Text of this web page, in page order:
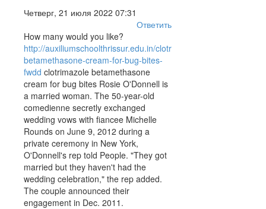
Четверг, 21 июля 2022 07:31
Ответить
How many would you like?
http://auxiliumschoolthrissur.edu.in/clotrimazole-
betamethasone-cream-for-bug-bites-
fwdd clotrimazole betamethasone
cream for bug bites Rosie O'Donnell is
a married woman. The 50-year-old
comedienne secretly exchanged
wedding vows with fiancee Michelle
Rounds on June 9, 2012 during a
private ceremony in New York,
O'Donnell's rep told People. "They got
married but they haven't had the
wedding celebration," the rep added.
The couple announced their
engagement in Dec. 2011.